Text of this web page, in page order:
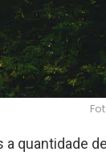
a quantidade